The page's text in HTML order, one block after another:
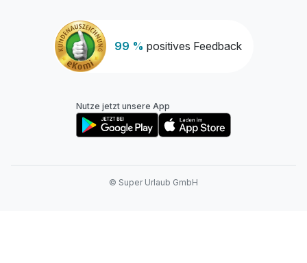
99 % positives Feedback
Nutze jetzt unsere App
© Super Urlaub GmbH